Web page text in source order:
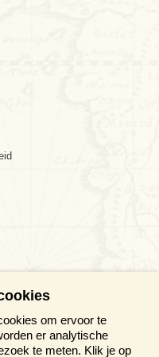
op vele ‘bucket
dieren
de leeuw, het
de Big Five
om ervoor te
er analytische
te meten. Klik je op